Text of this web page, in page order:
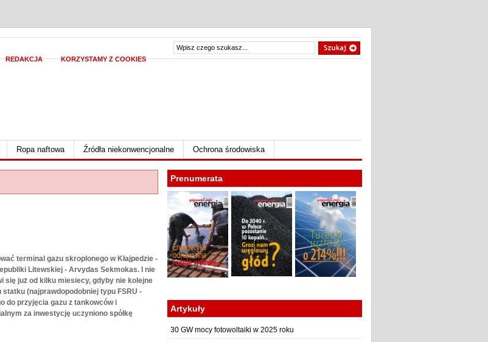
REDAKCJA KORZYSTAMY Z COOKIES
Ropa naftowa Źródła niekonwencjonalne Ochrona środowiska
terminal gazu skroplonego w Kłajpedzie -
Litewskiej - Arvydas Sekmokas. I nie
się już od kilku miesiecy, gdyby nie kolejne
(najprawdopodobniej typu FSRU -
do przyjęcia gazu z tankowców i
za inwestycję uczyniono spółkę
Prenumerata
Artykuły
30 GW mocy fotowoltaiki w 2025 roku